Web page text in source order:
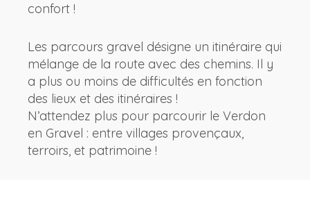
confort !
Les parcours gravel désigne un itinéraire qui
mélange de la route avec des chemins. Il y
a plus ou moins de difficultés en fonction
des lieux et des itinéraires !
N’attendez plus pour parcourir le Verdon
en Gravel : entre villages provençaux,
terroirs, et patrimoine !